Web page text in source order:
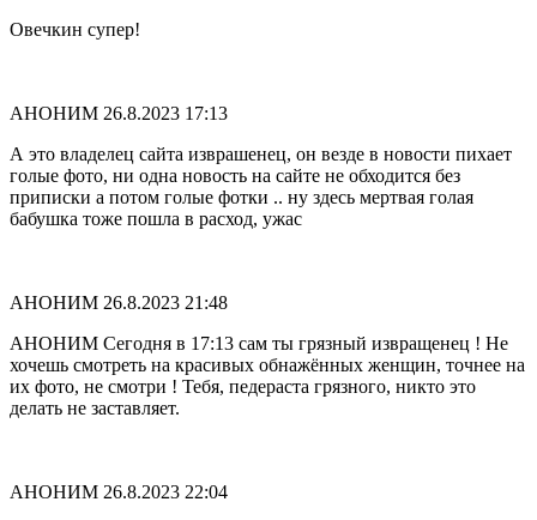
Овечкин супер!
АНОНИМ 26.8.2023 17:13
А это владелец сайта изврашенец, он везде в новости пихает
голые фото, ни одна новость на сайте не обходится без
приписки а потом голые фотки .. ну здесь мертвая голая
бабушка тоже пошла в расход, ужас
АНОНИМ 26.8.2023 21:48
АНОНИМ Сегодня в 17:13 сам ты грязный извращенец ! Не
хочешь смотреть на красивых обнажённых женщин, точнее на
их фото, не смотри ! Тебя, педераста грязного, никто это
делать не заставляет.
АНОНИМ 26.8.2023 22:04